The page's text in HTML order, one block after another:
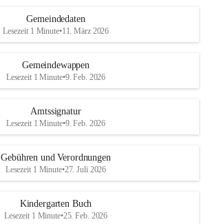
Gemeindedaten
Lesezeit 1 Minute•11. März 2026
Gemeindewappen
Lesezeit 1 Minute•9. Feb. 2026
Amtssignatur
Lesezeit 1 Minute•9. Feb. 2026
Gebühren und Verordnungen
Lesezeit 1 Minute•27. Juli 2026
Kindergarten Buch
Lesezeit 1 Minute•25. Feb. 2026